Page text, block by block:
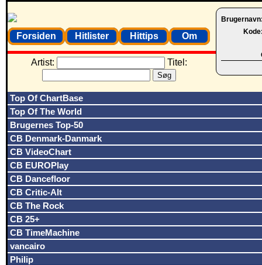
Forsiden Hitlister Hittips Om
Artist: Titel:
Top Of ChartBase
Top Of The World
Brugernes Top-50
CB Denmark-Danmark
CB VideoChart
CB EUROPlay
CB Dancefloor
CB Critic-Alt
CB The Rock
CB 25+
CB TimeMachine
vancairo
Philip